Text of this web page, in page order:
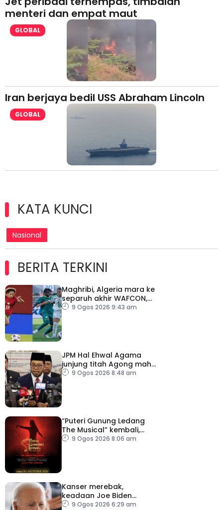
menteri dan empat maut
GLOBAL
Iran berjaya bedil USS Abraham Lincoln
GLOBAL
KATA KUNCI
Nasional
BERITA TERKINI
Maghribi, Algeria mara ke
separuh akhir WAFCON,
layak ke Piala Dunia
9 Ogos 2026 9:43 am
JPM Hal Ehwal Agama
junjung titah Agong mahu
RCI TH dijalan tanpa
9 Ogos 2026 8:48 am
“Puteri Gunung Ledang
The Musical” kembali,
tiket mula dijual
9 Ogos 2026 8:06 am
Kanser merebak,
keadaan Joe Biden
semakin serius
9 Ogos 2026 6:29 am